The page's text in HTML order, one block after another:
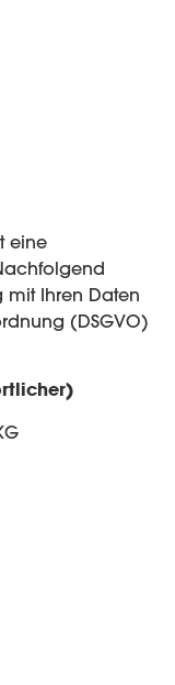
eine
Ihren Daten
(DSGVO)